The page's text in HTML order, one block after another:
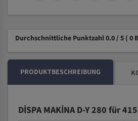
Durchschnittliche Punktzahl 0.0 / 5 ( 0
PRODUKTBESCHREIBUNG
DİSPA MAKİNA D-Y 280 für